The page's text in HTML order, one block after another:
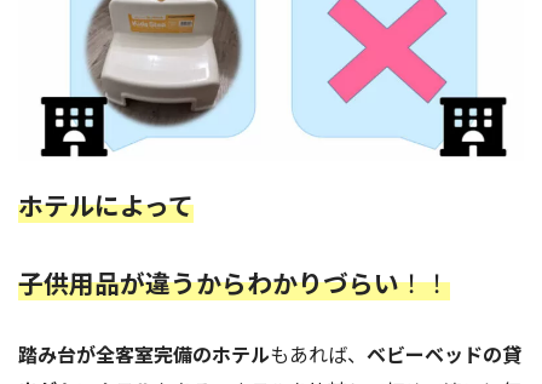
ホテルによって
子供用品が違うからわかりづらい！！
踏み台が全客室完備のホテルもあれば、 ベビーベッドの貸